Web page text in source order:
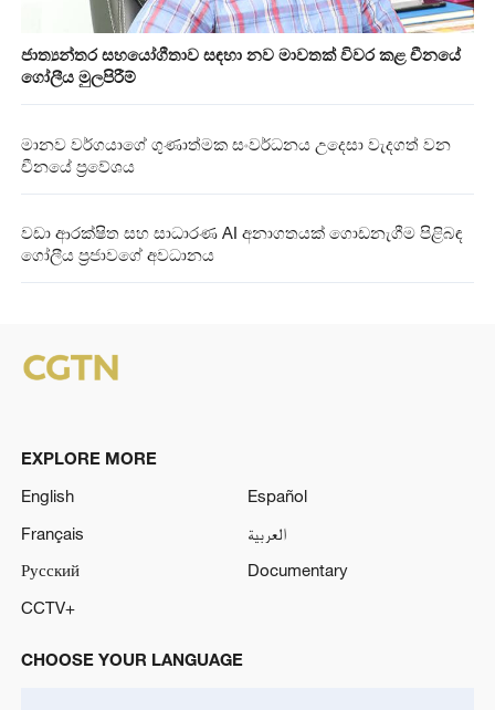
ජාත්‍යන්තර සහයෝගීතාව සඳහා නව මාවතක් විවර කළ චීනයේ
ගෝලීය මුලපිරීම්
මානව වර්ගයාගේ ගුණාත්මක සංවර්ධනය උදෙසා වැදගත් වන
චීනයේ ප්‍රවේශය
වඩා ආරක්ෂිත සහ සාධාරණ AI අනාගතයක් ගොඩනැගීම පිළිබඳ
ගෝලීය ප්‍රජාවගේ අවධානය
EXPLORE MORE
English
Español
Français
العربية
Русский
Documentary
CCTV+
CHOOSE YOUR LANGUAGE